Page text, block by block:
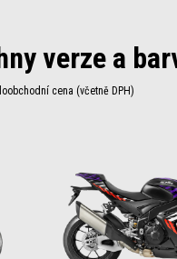
verze a
cena (včetně DPH)